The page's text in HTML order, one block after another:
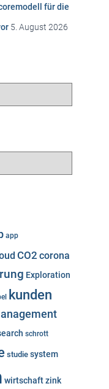
für die
5. August 2026
app
CO2 corona
Exploration
kunden
schrott
studie system
wirtschaftzink